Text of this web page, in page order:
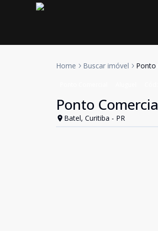
Home Buscar imóvel Ponto
Ponto
Batel, Curitiba - PR